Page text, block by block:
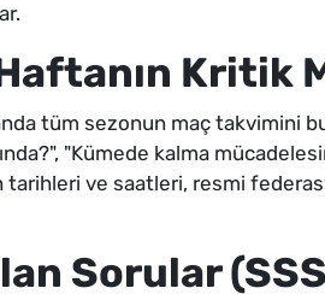
Kritik
tüm sezonun maç takvimini
"Kümede kalma
ve saatleri, resmi
Sorular